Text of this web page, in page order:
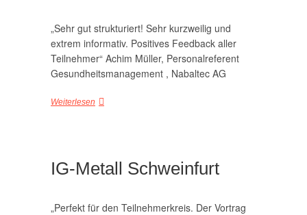
„Sehr gut strukturiert! Sehr kurzweilig und
extrem informativ. Positives Feedback aller
Teilnehmer“ Achim Müller, Personalreferent
Gesundheitsmanagement , Nabaltec AG
Weiterlesen
IG-Metall Schweinfurt
„Perfekt für den Teilnehmerkreis. Der Vortrag